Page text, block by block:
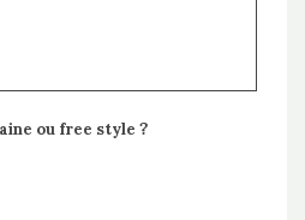
ou free style ?